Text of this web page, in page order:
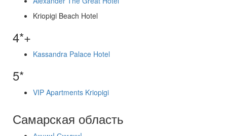
Kriopigi Beach Hotel
4*+
Kassandra Palace Hotel
5*
VIP Apartments Kriopigi
Самарская область